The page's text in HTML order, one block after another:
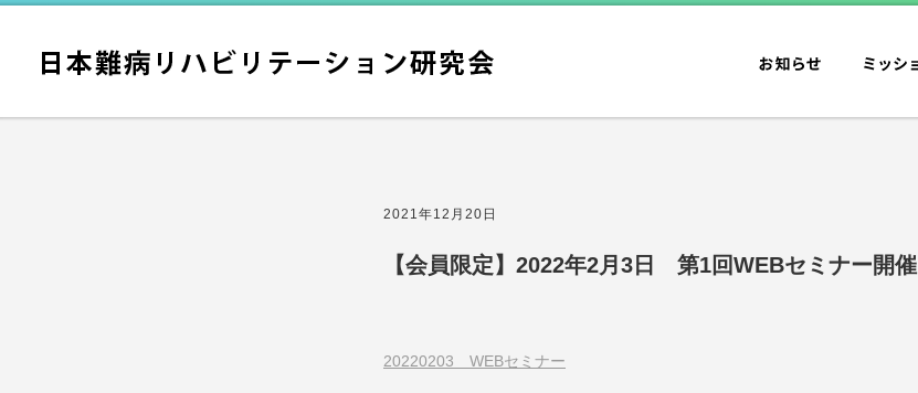
2021年12月20日
【会員限定】2022年2月3日 第1回WEBセミナー開催
20220203 WEBセミナー